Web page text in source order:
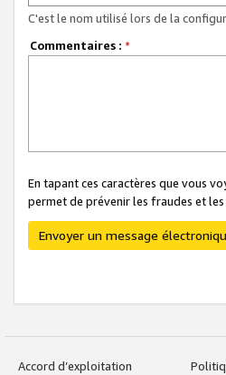
C'est le nom utilisé lors de la
Commentaires : *
En tapant ces caractères que vous
permet de prévenir les fraudes et
Envoyer un message
Accord d’exploitation